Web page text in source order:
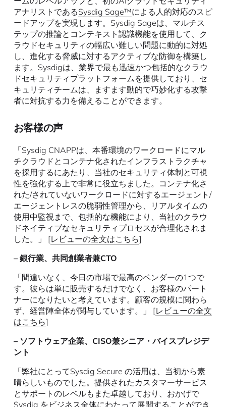
アナリストであるSysdig Sage™による人的対応のスピ
ードアップを実現します。Sysdig Sageは、マルチス
テップの推論とコンテキスト認識機能を使用して、ク
ラウドセキュリティの幅広い難しい問題に動的に対処
し、進化する脅威に対するアクティブな防御を構築し
ます。Sysdigは、業界で最も迅速かつ包括的なクラウ
ドセキュリティプラットフォームを提供しており、セ
キュリティチームは、ますます動的で巧妙化する攻撃
者に対抗する力を備えることができます。
お客様の声
「Sysdig CNAPPは、本番環境のワークロードにマル
チクラウドとコンテナ化されたインフラストラクチャ
を採用するにあたり、当社のセキュリティ体制と可視
性を強化する上で非常に役立ちました。コンテナ化さ
れた/されていないワークロードに対するエージェント/
エージェントレスの脆弱性管理から、リアルタイムの
使用中監視まで、包括的な機能により、当社のクラウ
ドネイティブなセキュリティプロセスが合理化されま
した。」 [レビューの全文はこちら]
– 銀行業、共同創業者兼CTO
「間違いなく、今日の市場で最高のベンダーの1つで
す。彼らは単に販売するだけでなく、お客様のパート
ナーになりたいと考えています。顧客の規模に関わら
ず、経営陣全体が関与しています。」 [レビューの全文
はこちら]
– ソフトウェア企業、CISO兼シニア・バイスプレジデ
ント
「弊社にとってSysdig Secure の活用は、当初から素
晴らしいものでした。提供されたカスタマーサービス
とサポートのレベルもまた卓越しており、おかげで
Sysdig をビジネス全体にわたって展開することができ